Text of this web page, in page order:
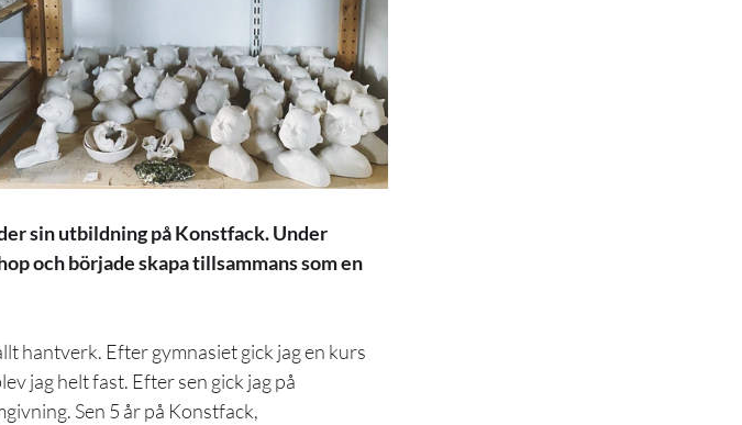
sin utbildning på Konstfack. Under
och började skapa tillsammans som en
hantverk. Efter gymnasiet gick jag en kurs
jag helt fast. Efter sen gick jag på
Sen 5 år på Konstfack,